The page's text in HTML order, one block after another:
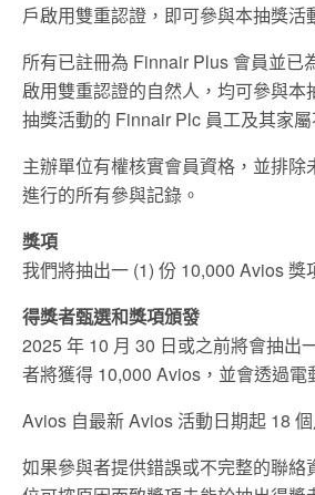
戶啟用雙重認證，即可參與本抽獎活
所有已註冊為 Finnair Plus 會員並已
啟用雙重認證的自然人，均可參與本
抽獎活動的 Finnair Plc 員工及其家
主辦單位有權核實會員資格，並排除
進行的所有參與記錄。
獎項
我們將抽出一 (1) 份 10,000 Avios 獎
得獎者甄選和獎項頒發
2025 年 10 月 30 日或之前將會抽出
者將獲得 10,000 Avios，並會透過電
Avios 自最新 Avios 活動日期起 18 個
如果參與者提供錯誤或不完整的聯絡